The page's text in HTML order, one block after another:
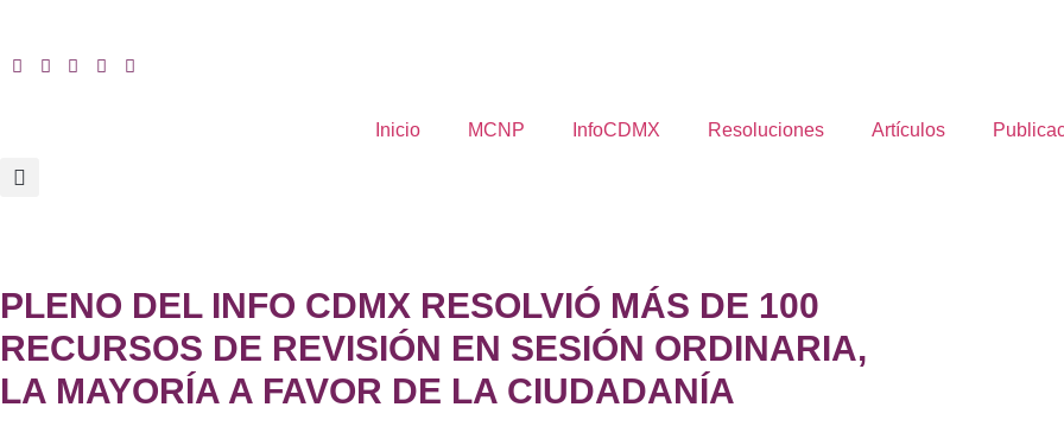
Inicio MCNP InfoCDMX Resoluciones Artículos
PLENO DEL INFO CDMX RESOLVIÓ MÁS DE 100
RECURSOS DE REVISIÓN EN SESIÓN ORDINARIA,
LA MAYORÍA A FAVOR DE LA CIUDADANÍA